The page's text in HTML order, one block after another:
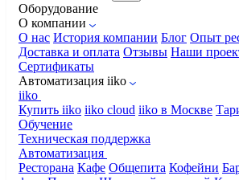
Оборудование
О компании
О нас История компании Блог Опыт
Доставка и оплата Отзывы Наши
Сертификаты
Автоматизация iiko
iiko
Купить iiko iiko cloud iiko в Москве
Обучение
Техническая поддержка
Автоматизация
Ресторана Кафе Общепита Кофейни